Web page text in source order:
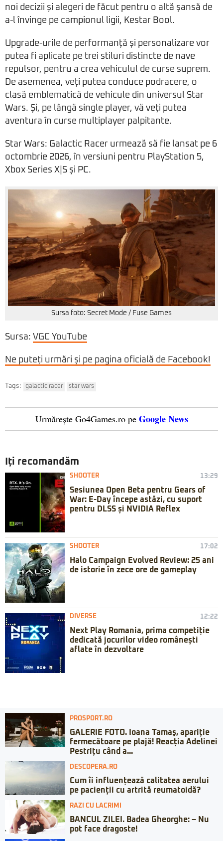
noi decizii și alegeri de făcut pentru o altă șansă de
a-l învinge pe campionul ligii, Kestar Bool.
Upgrade-urile de performanță și personalizare vor
putea fi aplicate pe trei stiluri distincte de nave
repulsor, pentru a crea vehiculul de curse suprem.
De asemenea, veți putea conduce podracere, o
clasă emblematică de vehicule din universul Star
Wars. Și, pe lângă single player, vă veți putea
aventura în curse multiplayer palpitante.
Star Wars: Galactic Racer urmează să fie lansat pe 6
octombrie 2026, în versiuni pentru PlayStation 5,
Xbox Series X|S și PC.
Sursa foto: Secret Mode / Fuse Games
Sursa: VGC YouTube
Ne puteți urmări și pe pagina oficială de Facebook!
Tags: galactic racer star wars
Urmărește Go4Games.ro pe Google News
Iți recomandăm
SHOOTER 13:29
Sesiunea Open Beta pentru Gears of
War: E-Day începe astăzi, cu suport
pentru DLSS și NVIDIA Reflex
SHOOTER 17:02
Halo Campaign Evolved Review: 25 ani
de istorie în zece ore de gameplay
DIVERSE 12:22
Next Play Romania, prima competiție
dedicată jocurilor video românești
aflate în dezvoltare
PROSPORT.RO
GALERIE FOTO. Ioana Tamaş, apariție
fermecătoare pe plajă! Reacția Adelinei
Pestrițu când a...
DESCOPERA.RO
Cum îi influențează calitatea aerului
pe pacienții cu artrită reumatoidă?
RAZI CU LACRIMI
BANCUL ZILEI. Badea Gheorghe: – Nu
pot face dragoste!